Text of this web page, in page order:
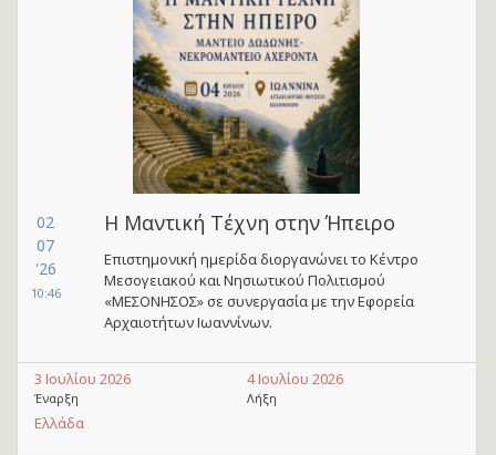
02
07
'26
10:46
Η Μαντική Τέχνη στην Ήπειρο
Επιστημονική ημερίδα διοργανώνει το Κέντρο
Μεσογειακού και Νησιωτικού Πολιτισμού
«ΜΕΣΟΝΗΣΟΣ» σε συνεργασία με την Εφορεία
Αρχαιοτήτων Ιωαννίνων.
3 Ιουλίου 2026
Έναρξη
4 Ιουλίου 2026
Λήξη
Ελλάδα